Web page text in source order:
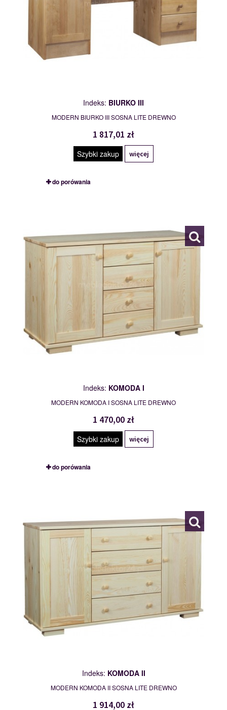
Indeks: BIURKO III
MODERN BIURKO III SOSNA LITE DREWNO
1 817,01 zł
Szybki zakup więcej
do porówania
Indeks: KOMODA I
MODERN KOMODA I SOSNA LITE DREWNO
1 470,00 zł
Szybki zakup więcej
do porówania
Indeks: KOMODA II
MODERN KOMODA II SOSNA LITE DREWNO
1 914,00 zł